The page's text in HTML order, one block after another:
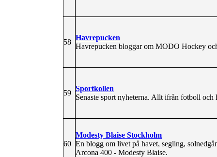
58
Havrepucken
Havrepucken bloggar om MODO Hockey
59
Sportkollen
Senaste sport nyheterna. Allt ifrån fotboll
60
Modesty Blaise Stockholm
En blogg om livet på havet, segling,
Arcona 400 - Modesty Blaise.